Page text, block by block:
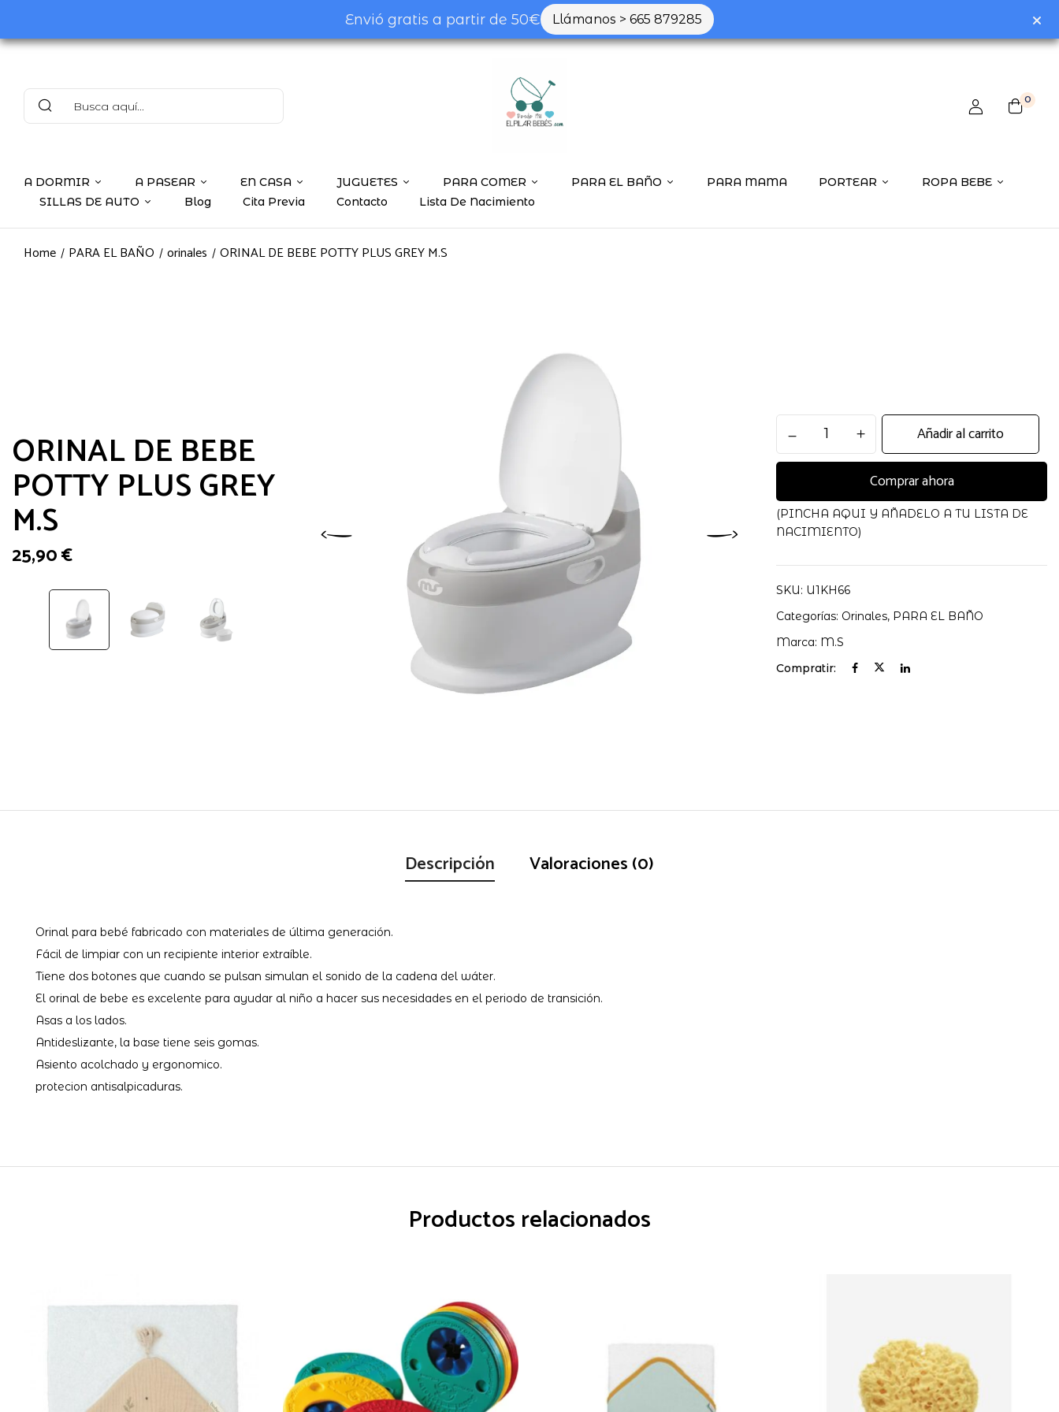
Envió gratis a partir de 50€ Llámanos > 665 879285
0
A DORMIR A PASEAR EN CASA JUGUETES PARA COMER PARA EL BAÑO PARA MAMA PORTEAR
ROPA BEBE
SILLAS DE AUTO
Blog Cita Previa Contacto Lista De Nacimiento
Home PARA EL BAÑO orinales ORINAL DE BEBE POTTY PLUS GREY M.S
ORINAL DE BEBE
POTTY PLUS GREY
M.S
25,90€
DE
BEBE
PLUS
GREY
M.S
Añadir al carrito
Comprar ahora
(PINCHA AQUI Y AÑADELO A TU LISTA DE
NACIMIENTO)
SKU: U1KH66
Categorías: Orinales, PARA EL BAÑO
Marca: M.S
Compratir:
Descripción Valoraciones (0)
Orinal para bebé fabricado con materiales de última generación.
Fácil de limpiar con un recipiente interior extraíble.
Tiene dos botones que cuando se pulsan simulan el sonido de la cadena del wáter.
El orinal de bebe es excelente para ayudar al niño a hacer sus necesidades en el periodo de transición.
Asas a los lados.
Antideslizante, la base tiene seis gomas.
Asiento acolchado y ergonomico.
protecion antisalpicaduras.
Productos relacionados